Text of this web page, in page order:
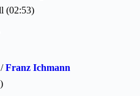
(02:53)
/Franz Ichmann